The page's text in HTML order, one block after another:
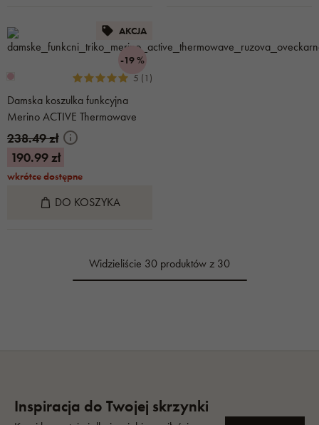
AKCJA
-19 %
5 (1)
Damska koszulka funkcyjna
Merino ACTIVE Thermowave
różowa
238.49 zł
190.99 zł
wkrótce dostępne
DO KOSZYKA
Widzieliście 30 produktów z 30